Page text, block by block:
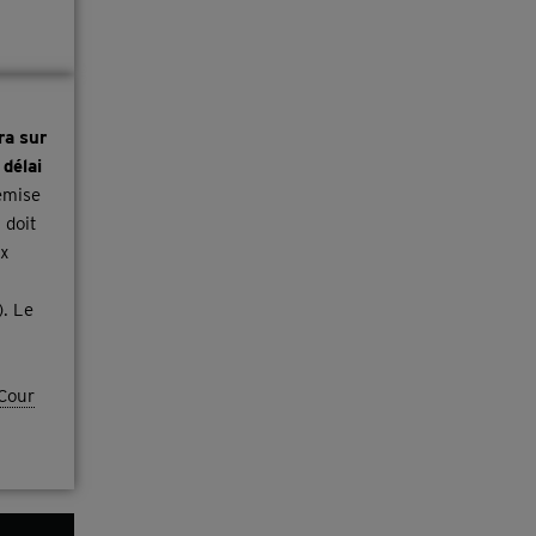
sur
doit
Le